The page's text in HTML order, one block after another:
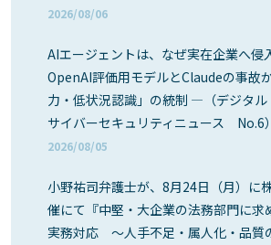
2026/08/06
AIエージェントは、なぜ実在企業へ
OpenAI評価用モデルとClaudeの事故
力・低状況認識」の統制 ―（デジタ
サイバーセキュリティニュース No.6）
2026/08/05
小野祐司弁護士が、8月24日（月）に
催にて『中堅・大企業の法務部門に求
実務対応 ～人手不足・属人化・品質